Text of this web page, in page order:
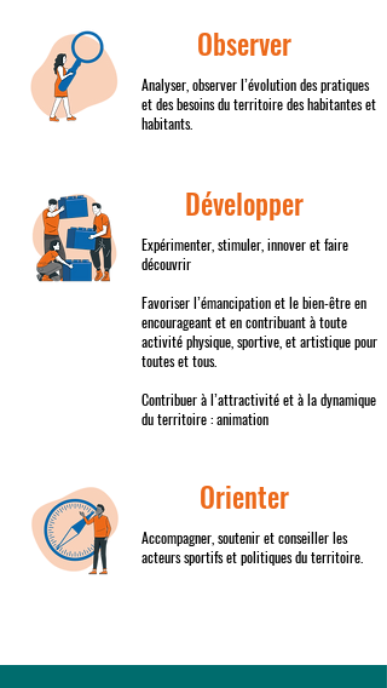
Observer
Analyser, observer l’évolution des pratiques
et des besoins du territoire des habitantes et
habitants.
Développer
Expérimenter, stimuler, innover et faire
découvrir
Favoriser l’émancipation et le bien-être en
encourageant et en contribuant à toute
activité physique, sportive, et artistique pour
toutes et tous.
Contribuer à l’attractivité et à la dynamique
du territoire : animation
Orienter
Accompagner, soutenir et conseiller les
acteurs sportifs et politiques du territoire.